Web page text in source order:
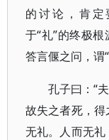
的讨论，肯
于“礼”的终极
答言偃之问，谓
孔子曰：“
故失之者死，得
无礼。人而无礼